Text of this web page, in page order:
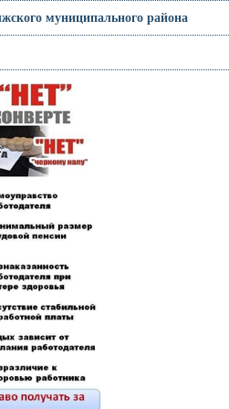
муниципального района